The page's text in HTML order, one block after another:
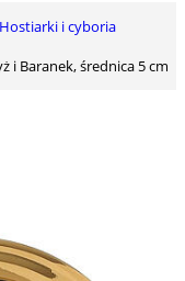
Hostiarki i cyboria
i Baranek, średnica 5 cm